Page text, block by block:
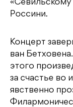
Россини.
Концерт
ван
этого
за счастье во
явственно